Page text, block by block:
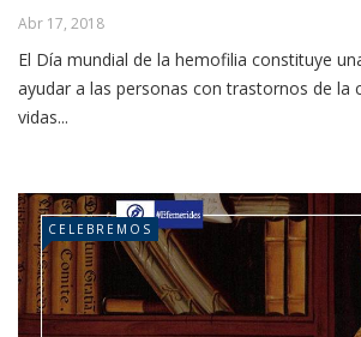
Abr 17, 2018
El Día mundial de la hemofilia constituye
ayudar a las personas con trastornos de la
vidas...
CELEBREMOS